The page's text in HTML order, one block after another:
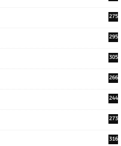
275
295
305
266
244
273
316